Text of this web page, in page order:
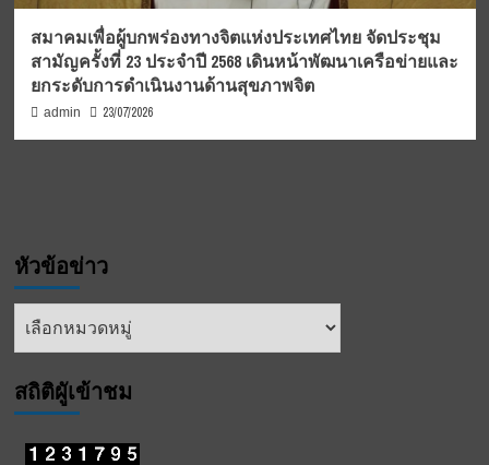
สมาคมเพื่อผู้บกพร่องทางจิตแห่งประเทศไทย จัดประชุม
สามัญครั้งที่ 23 ประจำปี 2568 เดินหน้าพัฒนาเครือข่ายและ
ยกระดับการดำเนินงานด้านสุขภาพจิต
admin 23/07/2026
หัวข้อข่าว
หัวข้อ
สถิติผูัเข้าชม